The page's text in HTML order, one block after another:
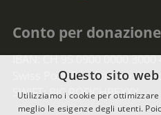
Conto per donazione
IBAN: CH 95 0900 0000 3000
Swiss Post-Postfinance,
SWIFT: BIC POFICHBEXXX
Questo sito
Utilizziamo i cookie per
meglio le esigenze degli utenti.